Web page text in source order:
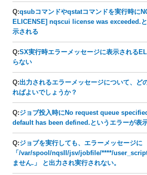
Q:qsubコマンドやqstatコマンドを実行時に
ELICENSE] nqscui license was exceeded.
示される
Q:SX実行時エラーメッセージに表示される
らない
Q:出力されるエラーメッセージについて、ど
ればよいでしょうか？
Q:ジョブ投入時にNo request queue
default has been defined.というエラーが表
Q:ジョブを実行しても、エラーメッセージに
「/var/spool/nqsII/jsv/jobfile/****/
ません.」 と出力され実行されない。